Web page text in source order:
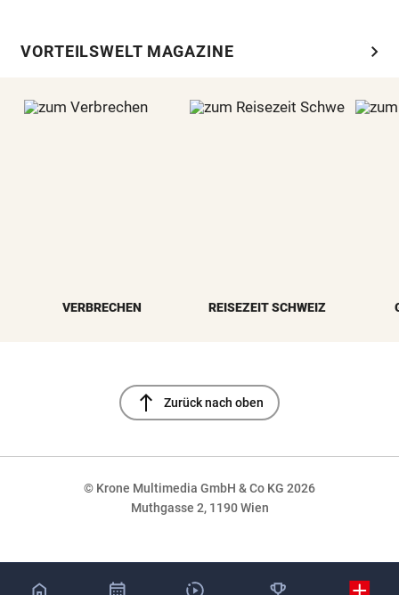
VORTEILSWELT MAGAZINE chevron_right
VERBRECHEN REISEZEIT SCHWEIZ
north Zurück nach oben
© Krone Multimedia GmbH & Co KG 2026
Muthgasse 2, 1190 Wien
NaN%